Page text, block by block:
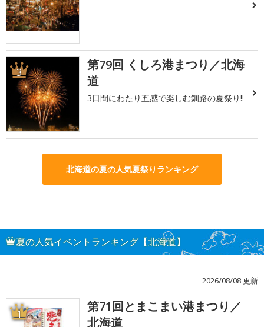
3
第79回 くしろ港まつり／北海
道
3日間にわたり五感で楽しむ釧路の夏祭り!!
北海道の夏の人気夏祭りランキング
夏の人気イベントランキング【北海道】
2026/08/08 更新
1
第71回とまこまい港まつり／
北海道